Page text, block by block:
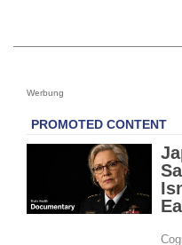
Werbung